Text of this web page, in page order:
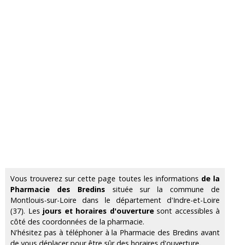
Vous trouverez sur cette page toutes les informations de la
Pharmacie des Bredins située sur la commune de
Montlouis-sur-Loire dans le département d'Indre-et-Loire
(37). Les jours et horaires d'ouverturesont accessibles à
côté des coordonnées de la pharmacie.
N'hésitez pas à téléphoner à la Pharmacie des Bredins avant